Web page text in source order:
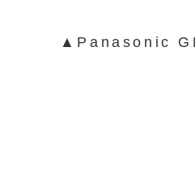
▲Panasonic